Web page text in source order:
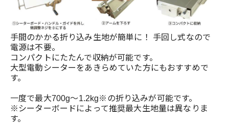
手間のかかる折り込み生地が簡単に！ 手回し式なので
電源は不要。
コンパクトにたたんで収納が可能です。
大型電動シーターをあきらめていた方にもおすすめで
す。
一度で最大700g～1.2kg※の折り込みが可能です。
※シーターボードによって推奨最大生地量は異なりま
す。